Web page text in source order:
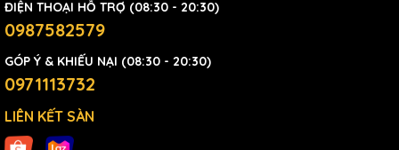
ĐIỆN THOẠI HỖ TRỢ (08:30 - 20:30)
0987582579
GÓP Ý & KHIẾU NẠI (08:30 - 20:30)
0971113732
LIÊN KẾT SÀN